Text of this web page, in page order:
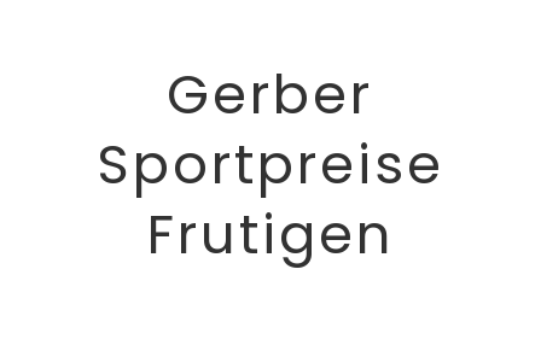
Gerber
Sportpreise
Frutigen